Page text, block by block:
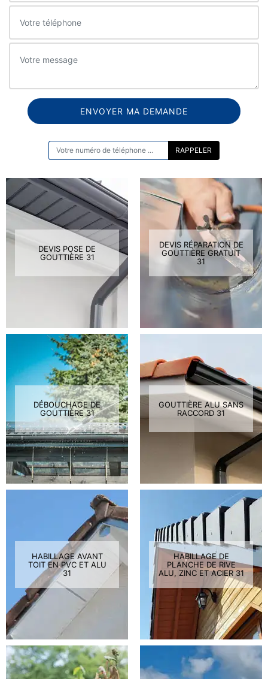
DEVIS POSE DE
GOUTTIÈRE 31
DEVIS RÉPARATION DE
GOUTTIÈRE GRATUIT
31
DÉBOUCHAGE DE
GOUTTIÈRE 31
GOUTTIÈRE ALU SANS
RACCORD 31
HABILLAGE AVANT
TOIT EN PVC ET ALU
31
HABILLAGE DE
PLANCHE DE RIVE
ALU, ZINC ET ACIER 31